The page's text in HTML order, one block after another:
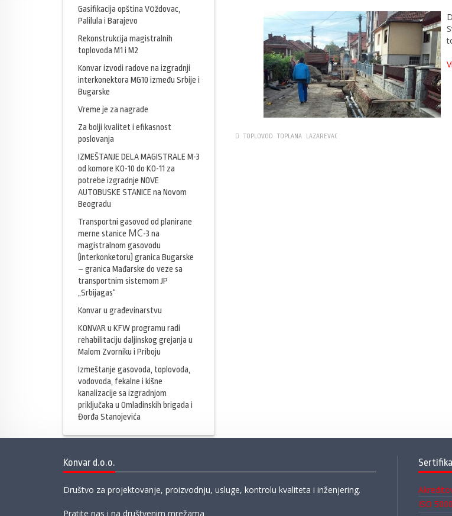
TOPLOVOD TOPLANA LAZAREVAC
Gasifikacija opština Vоždovac,
Palilula i Barajevo
Rekonstrukcija magistralnih
toplovoda M1 i M2
Konvar izvodi radove na izgradnji
interkonektora MG10 između Srbije i
Bugarske
Vreme je za nagrade
Za bolji kvalitet i efikasnost
poslovanja
IZMEŠTANJE DELA MAGISTRALE M-3
od komore KO-10 do KO-11 za
potrebe izgradnje NOVE
AUTOBUSKE STANICE na Novom
Beogradu
Transportni gasovod od planirane
merne stanice МС-3 na
magistralnom gasovodu
(interkonketoru) granica Bugarske
– granica Mađarske do veze sa
transportnim sistemom JP
„Srbijagas“
Konvar u građevinarstvu
KONVAR u KFW programu radi
rehabilitaciju daljinskog grejanja u
Malom Zvorniku i Priboju
Izmeštanje gasovoda, toplovoda,
vodovoda, fekalne i kišne
kanalizacije sa izgradnjom
priključaka u Omladinskih brigada i
Đorđa Stanojevića
Konvar d.o.o.
Društvo za projektovanje, proizvodnju, usluge, kontrolu kvaliteta i inženjering.
Pratite nas i na društvenim mrežama
ISO